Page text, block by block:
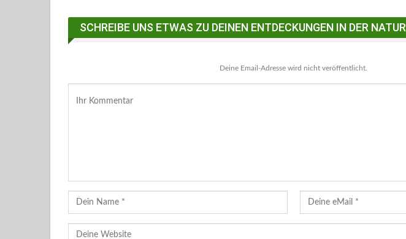
SCHREIBE UNS ETWAS ZU DEINEN ENTDECKUNGEN IN DER NATUR
Deine Email-Adresse wird nicht veröffentlicht.